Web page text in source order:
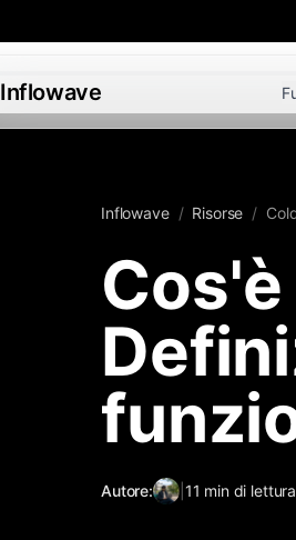
Inflowave
Inflowave / Risorse /
Autore: | 11 min di lettura